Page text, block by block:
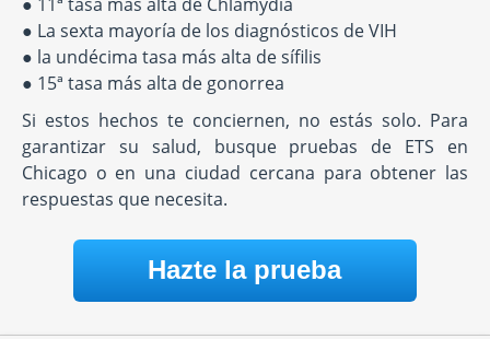
● La sexta mayoría de los diagnósticos de VIH
● la undécima tasa más alta de sífilis
● 15ª tasa más alta de gonorrea
Si estos hechos te conciernen, no estás solo. Para
garantizar su salud, busque pruebas de ETS en
Chicago o en una ciudad cercana para obtener las
respuestas que necesita.
Hazte la prueba